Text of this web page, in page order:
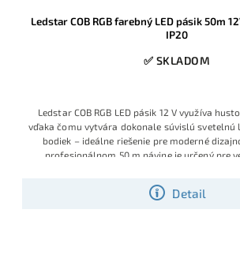
Ledstar COB RGB farebný LED pásik 50m
IP20
✅ SKLADOM
Detail
Ledstar COB RGB LED pásik 12 V využíva
vďaka čomu vytvára dokonale súvislú svetelnú
bodiek – ideálne riešenie pre moderné
profesionálnom 50 m návine je určený pre
rezidenčných projektoch, kde sa vyžaduje
svetelný tok a jednotný vzhľad na